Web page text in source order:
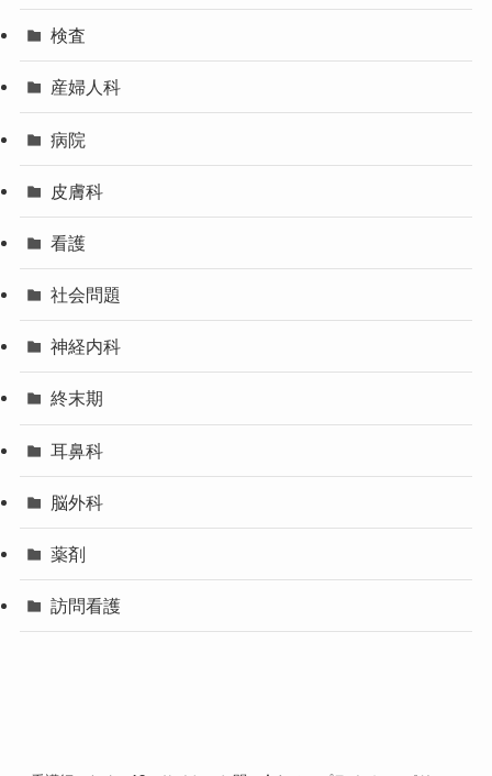
検査
産婦人科
病院
皮膚科
看護
社会問題
神経内科
終末期
耳鼻科
脳外科
薬剤
訪問看護